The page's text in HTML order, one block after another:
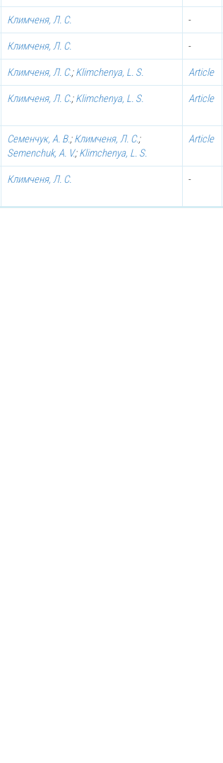
Климченя, Л. С. -
Климченя, Л. С. -
Климченя, Л. С.;Klimchenya, L. S. Article
Климченя, Л. С.;Klimchenya, L. S. Article
Семенчук, А. В.;Климченя, Л. С.;
Semenchuk, A. V.;Klimchenya, L. S.
Article
Климченя, Л. С. -